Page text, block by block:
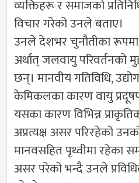
व्यक्तिहरू र समाजको
विचार गरेको उनले बताए।
उनले देशभर चुनौतीका रूपमा
अर्थात् जलवायु परिवर्तनको
छन्। मानवीय गतिविधि,
केमिकलका कारण वायु
यसका कारण विभिन्न
अप्रत्यक्ष असर परिरहेको
मानवसहित पृथ्वीमा रहेका
असर परेको भन्दै उनले